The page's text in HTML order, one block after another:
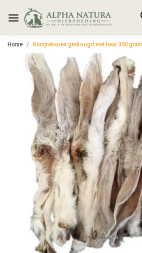
Home Konijnenoren gedroogd met haar 350 gram